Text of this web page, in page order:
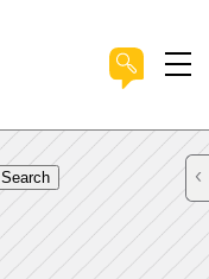
Search